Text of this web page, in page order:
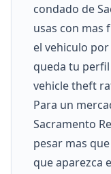
condado de
usas con mas
el vehiculo
queda tu
vehicle theft
Para un
Sacramento
pesar mas
que aparezca